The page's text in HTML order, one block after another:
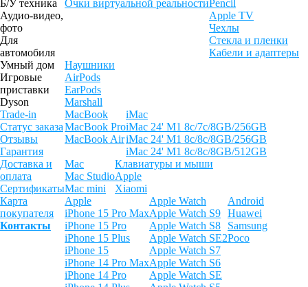
Б/У техника
Аудио-видео,
фото
Для
автомобиля
Умный дом
Игровые
приставки
Dyson
Trade-in
Статус заказа
Отзывы
Гарантия
Доставка и
оплата
Сертификаты
Карта
покупателя
Контакты
Очки виртуальной реальностиPencil
Apple TV
Чехлы
Стекла и пленки
Кабели и адаптеры
Наушники
AirPods
EarPods
Marshall
MacBook
MacBook Pro
MacBook Air
iMac
iMac 24' M1 8c/7c/8GB/256GB
iMac 24' M1 8c/8c/8GB/256GB
iMac 24' M1 8c/8c/8GB/512GB
Mac
Mac Studio
Mac mini
Клавиатуры и мыши
Apple
Xiaomi
Apple
iPhone 15 Pro Max
iPhone 15 Pro
iPhone 15 Plus
iPhone 15
iPhone 14 Pro Max
iPhone 14 Pro
Apple Watch
Apple Watch S9
Apple Watch S8
Apple Watch SE2
Apple Watch S7
Apple Watch S6
Apple Watch SE
Android
Huawei
Samsung
Poco